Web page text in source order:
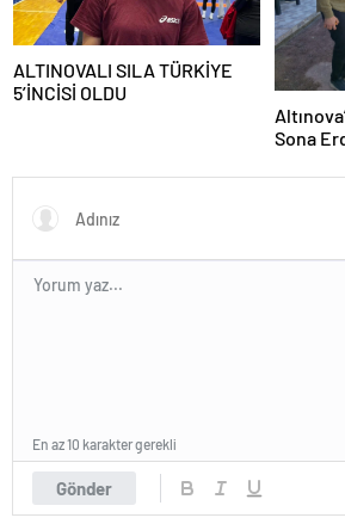
ALTINOVALI SILA TÜRKİYE
5’İNCİSİ OLDU
Sona
Gönder
En az 10 karakter gerekli